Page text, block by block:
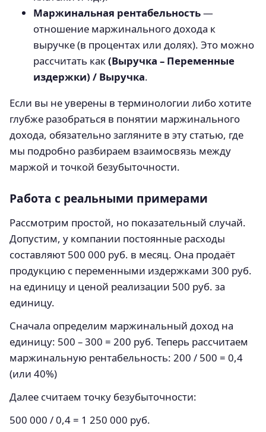
Маржинальная рентабельность—
отношение маржинального дохода к
выручке (в процентах или долях). Это можно
рассчитать как(Выручка – Переменные
издержки) / Выручка.
Если вы не уверены в терминологии либо хотите
глубже разобраться в понятии маржинального
дохода, обязательно загляните в эту статью, где
мы подробно разбираем взаимосвязь между
маржой и точкой безубыточности.
Работа с реальными примерами
Рассмотрим простой, но показательный случай.
Допустим, у компании постоянные расходы
составляют 500 000 руб. в месяц. Она продаёт
продукцию с переменными издержками 300 руб.
на единицу и ценой реализации 500 руб. за
единицу.
Сначала определим маржинальный доход на
единицу: 500 – 300 = 200 руб. Теперь рассчитаем
маржинальную рентабельность: 200 / 500 = 0,4
(или 40%)
Далее считаем точку безубыточности:
500 000 / 0,4 = 1 250 000 руб.